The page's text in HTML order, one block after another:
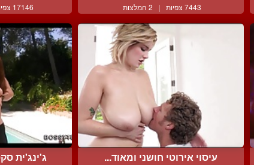
7443 צפיות | 2 המלצות 17146 צפיות
עיסוי אירוטי חושני ומאוד... ג'ינג'ית